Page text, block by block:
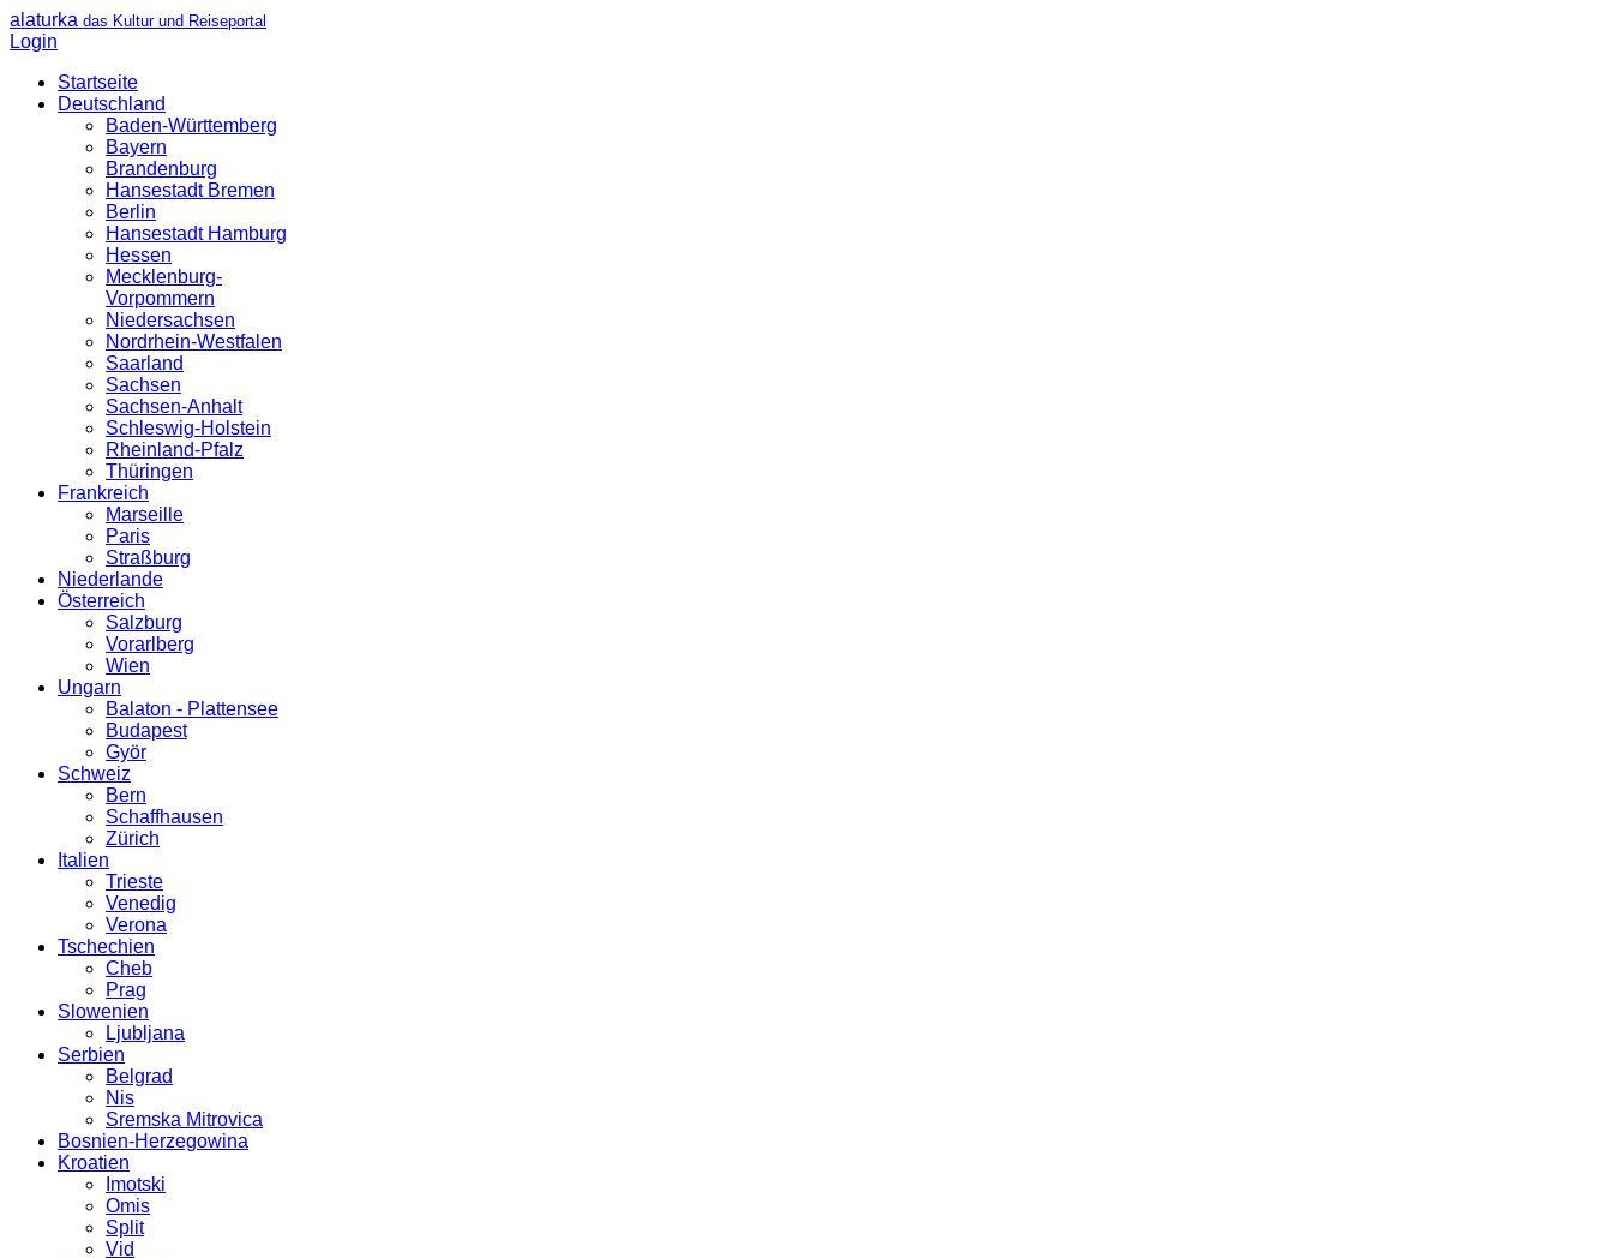
alaturka das Kultur und Reiseportal
Login
Startseite
Deutschland
Baden-Württemberg
Bayern
Brandenburg
Hansestadt Bremen
Berlin
Hansestadt Hamburg
Hessen
Mecklenburg-
Vorpommern
Niedersachsen
Nordrhein-Westfalen
Saarland
Sachsen
Sachsen-Anhalt
Schleswig-Holstein
Rheinland-Pfalz
Thüringen
Frankreich
Marseille
Paris
Straßburg
Niederlande
Österreich
Salzburg
Vorarlberg
Wien
Ungarn
Balaton - Plattensee
Budapest
Györ
Schweiz
Bern
Schaffhausen
Zürich
Italien
Trieste
Venedig
Verona
Tschechien
Cheb
Prag
Slowenien
Ljubljana
Serbien
Belgrad
Nis
Sremska Mitrovica
Bosnien-Herzegowina
Kroatien
Imotski
Omis
Split
Vid